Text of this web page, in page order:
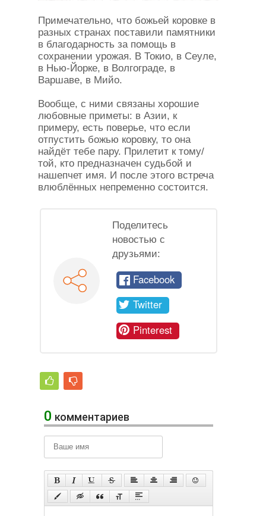
Примечательно, что божьей коровке в
разных странах поставили памятники
в благодарность за помощь в
сохранении урожая. В Токио, в Сеуле,
в Нью-Йорке, в Волгограде, в
Варшаве, в Мийо.
Вообще, с ними связаны хорошие
любовные приметы: в Азии, к
примеру, есть поверье, что если
отпустить божью коровку, то она
найдёт тебе пару. Прилетит к тому/
той, кто предназначен судьбой и
нашепчет имя. И после этого встреча
влюблённых непременно состоится.
Поделитесь
новостью с
друзьями:
Facebook
Twitter
Pinterest
0 комментариев